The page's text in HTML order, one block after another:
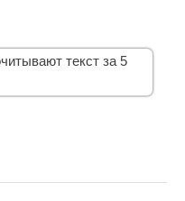
текст за 5